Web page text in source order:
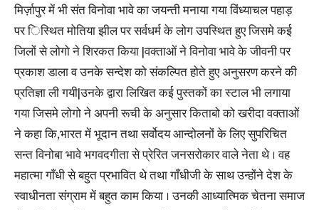
मिर्ज़ापुर में भी संत विनोवा भावे का जयन्ती मनाया गया विंध्याचल पहाड़
पर िस्थित मोतिया झील पर सर्वधर्म के लोग उपस्थित हुए जिसमे कई
जिलों से लोगो ने शिरकत किया |वक्ताओं ने विनोवा भावे के जीवनी पर
प्रकाश डाला व उनके सन्देश को संकल्पित होते हुए अनुसरण करने की
प्रतिज्ञा ली गयी|उनके द्वारा लिखित कई पुस्तकों का स्टाल भी लगाया
गया जिसमे लोगो ने अपनी रूची के अनुसार किताबो को खरीदा वक्ताओं
ने कहा कि,भारत में भूदान तथा सर्वोदय आन्दोलनों के लिए सुपरिचित
सन्त विनोबा भावे भगवदगीता से प्रेरित जनसरोकार वाले नेता थे । वह
महात्मा गाँधी से बहुत प्रभावित थे तथा गाँधीजी के साथ उन्होंने देश के
स्वाधीनता संग्राम में बहुत काम किया । उनकी आध्यात्मिक चेतना समाज